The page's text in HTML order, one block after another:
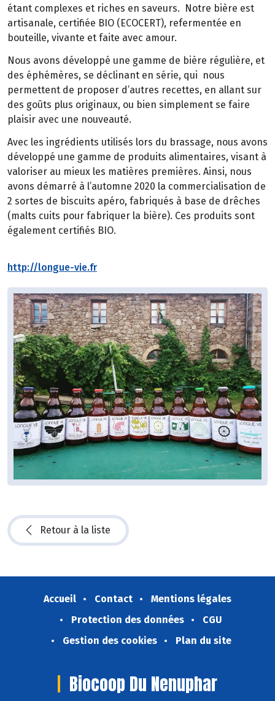
étant complexes et riches en saveurs. Notre bière est
artisanale, certifiée BIO (ECOCERT), refermentée en
bouteille, vivante et faite avec amour.
Nous avons développé une gamme de bière régulière, et
des éphémères, se déclinant en série, qui nous
permettent de proposer d’autres recettes, en allant sur
des goûts plus originaux, ou bien simplement se faire
plaisir avec une nouveauté.
Avec les ingrédients utilisés lors du brassage, nous avons
développé une gamme de produits alimentaires, visant à
valoriser au mieux les matières premières. Ainsi, nous
avons démarré à l’automne 2020 la commercialisation de
2 sortes de biscuits apéro, fabriqués à base de drêches
(malts cuits pour fabriquer la bière). Ces produits sont
également certifiés BIO.
http://longue-vie.fr
Retour à la liste
Accueil Contact
Mentions légales
Protection des données
CGU
Gestion des cookies
Plan du site
Biocoop Du Nenuphar